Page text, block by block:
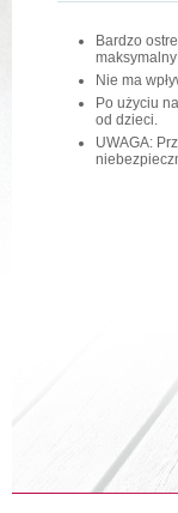
Bardzo
Nie ma
Po użyciu
od dzieci.
UWAGA: